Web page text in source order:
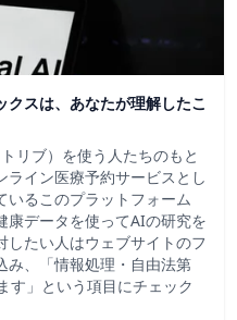
クスは、あなたが理解したこ
リブ）を使う人たちのもと
ライン医療予約サービスとし
いるこのプラットフォーム
康データを使ってAIの研究を
たい人はウェブサイトのフ
み、「情報処理・自由法第
す」という項目にチェック